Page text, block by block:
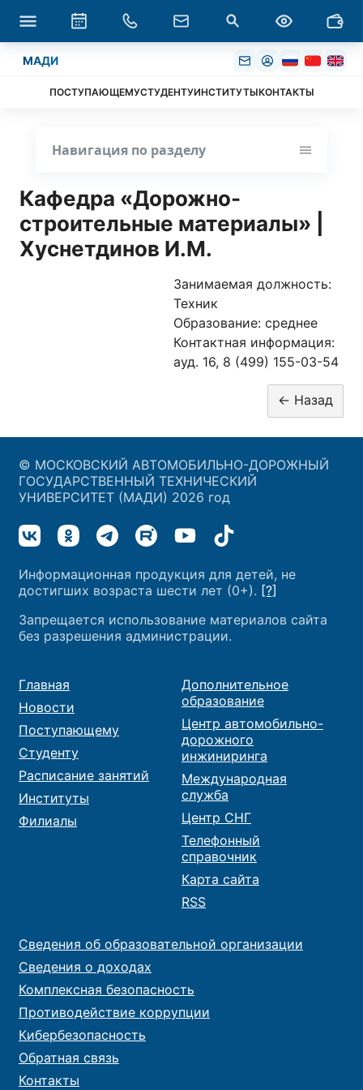
МАДИ
ПОСТУПАЮЩЕМУСТУДЕНТУИНСТИТУТЫКОНТАКТЫ
Кафедра «Дорожно-
строительные материалы» |
Хуснетдинов И.М.
Занимаемая должность:
Техник
Образование: среднее
Контактная информация:
ауд. 16, 8 (499) 155-03-54
Навигация по разделу
© МОСКОВСКИЙ АВТОМОБИЛЬНО-ДОРОЖНЫЙ
ГОСУДАРСТВЕННЫЙ ТЕХНИЧЕСКИЙ
УНИВЕРСИТЕТ (МАДИ) 2026 год
Информационная продукция для детей, не
достигших возраста шести лет (0+). [?]
Запрещается использование материалов сайта
без разрешения администрации.
Главная
Новости
Поступающему
Студенту
Расписание занятий
Институты
Филиалы
Дополнительное
образование
Центр автомобильно-
дорожного
инжиниринга
Международная
служба
Центр СНГ
Телефонный
справочник
Карта сайта
RSS
Сведения об образовательной организации
Сведения о доходах
Комплексная безопасность
Противодействие коррупции
Кибербезопасность
Обратная связь
Контакты